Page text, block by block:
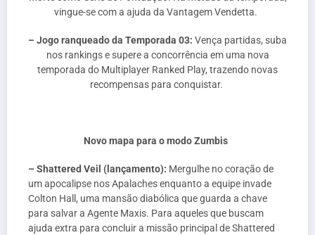
vingue-se com a ajuda da Vantagem Vendetta.
– Jogo ranqueado da Temporada 03: Vença partidas, suba
nos rankings e supere a concorrência em uma nova
temporada do Multiplayer Ranked Play, trazendo novas
recompensas para conquistar.
Novo mapa para o modo Zumbis
– Shattered Veil (lançamento): Mergulhe no coração de
um apocalipse nos Apalaches enquanto a equipe invade
Colton Hall, uma mansão diabólica que guarda a chave
para salvar a Agente Maxis. Para aqueles que buscam
ajuda extra para concluir a missão principal de Shattered